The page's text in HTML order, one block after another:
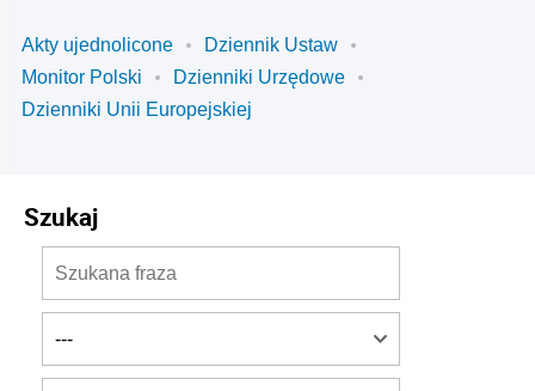
Akty ujednolicone
Dziennik Ustaw
Monitor Polski
Dzienniki Urzędowe
Dzienniki Unii Europejskiej
Szukaj